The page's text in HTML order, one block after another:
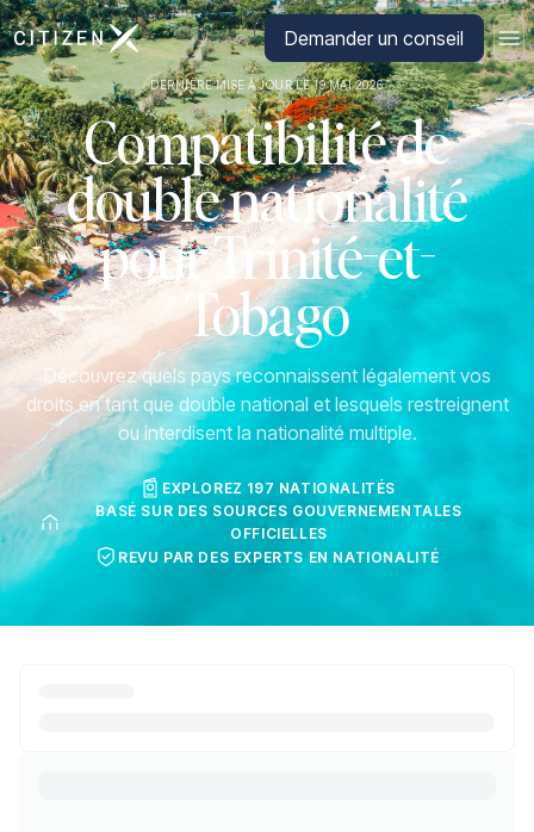
Aller à la page d'accueil de CitizenXDemander un conseil
DERNIÈRE MISE À JOUR LE 19 MAI 2026
Compatibilité de
double nationalité
pour Trinité-et-
Tobago
Découvrez quels pays reconnaissent légalement vos
droits en tant que double national et lesquels restreignent
ou interdisent la nationalité multiple.
EXPLOREZ 197 NATIONALITÉS
BASÉ SUR DES SOURCES GOUVERNEMENTALES
OFFICIELLES
REVU PAR DES EXPERTS EN NATIONALITÉ